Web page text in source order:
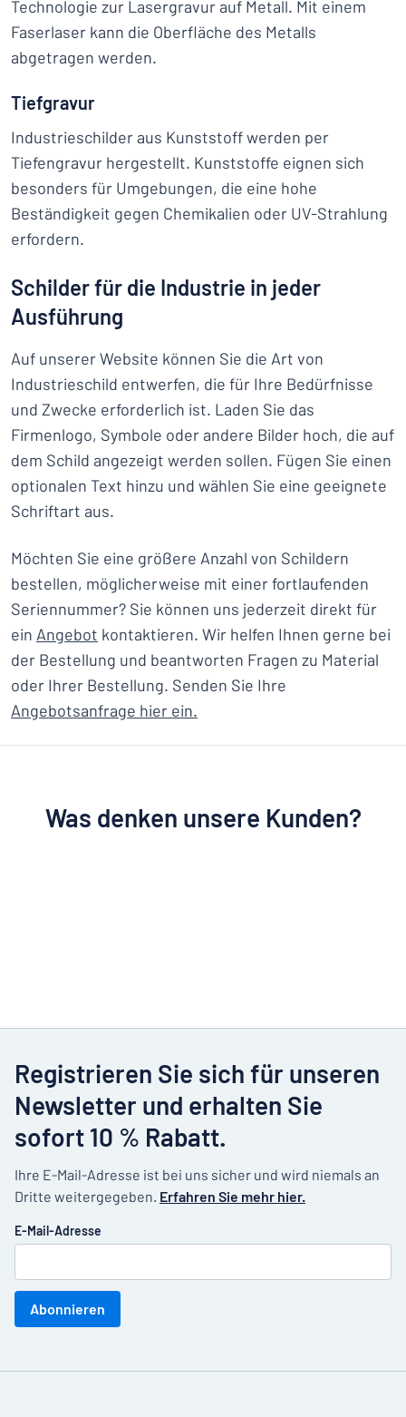
Technologie zur Lasergravur auf Metall. Mit einem
Faserlaser kann die Oberfläche des Metalls
abgetragen werden.
Tiefgravur
Industrieschilder aus Kunststoff werden per
Tiefengravur hergestellt. Kunststoffe eignen sich
besonders für Umgebungen, die eine hohe
Beständigkeit gegen Chemikalien oder UV-Strahlung
erfordern.
Schilder für die Industrie in jeder
Ausführung
Auf unserer Website können Sie die Art von
Industrieschild entwerfen, die für Ihre Bedürfnisse
und Zwecke erforderlich ist. Laden Sie das
Firmenlogo, Symbole oder andere Bilder hoch, die auf
dem Schild angezeigt werden sollen. Fügen Sie einen
optionalen Text hinzu und wählen Sie eine geeignete
Schriftart aus.
Möchten Sie eine größere Anzahl von Schildern
bestellen, möglicherweise mit einer fortlaufenden
Seriennummer? Sie können uns jederzeit direkt für
ein Angebot kontaktieren. Wir helfen Ihnen gerne bei
der Bestellung und beantworten Fragen zu Material
oder Ihrer Bestellung. Senden Sie Ihre
Angebotsanfrage hier ein.
Was denken unsere Kunden?
Registrieren Sie sich für unseren
Newsletter und erhalten Sie
sofort 10 % Rabatt.
Ihre E-Mail-Adresse ist bei uns sicher und wird niemals an
Dritte weitergegeben. Erfahren Sie mehr hier.
E-Mail-Adresse
Abonnieren